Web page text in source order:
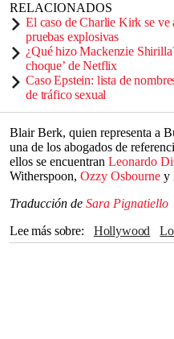
RELACIONADOS
El caso de Charlie Kirk se ve
pruebas explosivas
¿Qué hizo Mackenzie
choque’ de Netflix
Caso Epstein: lista de
de tráfico sexual
Blair Berk, quien representa a
una de los abogados de
ellos se encuentran Leonardo
Witherspoon, Ozzy Osbourne y
Traducción de Sara Pignatiello
Lee más sobre
Hollywood